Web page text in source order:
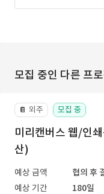
모집 중인 다른 프
📔 외주 모집 중
미리캔버스 웹/인
산)
예상 금액
협의 후
예상 기간
180일